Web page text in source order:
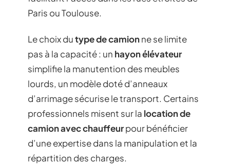
Paris ou Toulouse.
Le choix dutype de camionne se limite
pas à la capacité : un hayon élévateur
simplifie la manutention des meubles
lourds, un modèle doté d’anneaux
d’arrimage sécurise le transport. Certains
professionnels misent sur la location de
camion avec chauffeurpour bénéficier
d’une expertise dans la manipulation et la
répartition des charges.